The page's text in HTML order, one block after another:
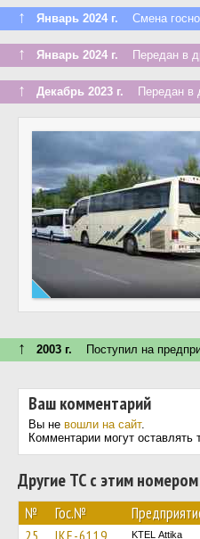
↑ Январь 2024 г. Смена
↑ Январь 2024 г. Передан в
↑ Декабрь 2023 г. Передан в
↑ 2003 г. Поступил на
Ваш комментарий
Вы не вошли на сайт.
Комментарии могут оставлять
Другие ТС с этим
№ Гос.№
25 IKE-6119 KΤΕL Αttika